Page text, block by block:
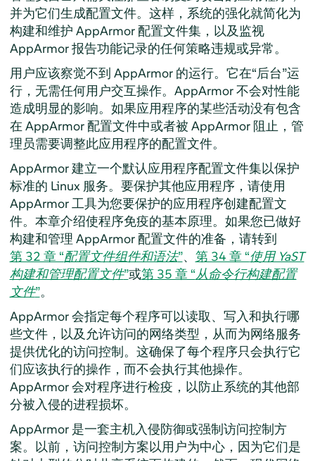
并为它们生成配置文件。这样，系统的强化就简化为
构建和维护 AppArmor配置文件集，以及监视
AppArmor报告功能记录的任何策略违规或异常。
用户应该察觉不到 AppArmor的运行。它在“后台”运
行，无需任何用户交互操作。 AppArmor不会对性能
造成明显的影响。如果应用程序的某些活动没有包含
在 AppArmor配置文件中或者被 AppArmor阻止，管
理员需要调整此应用程序的配置文件。
AppArmor 建立一个默认应用程序配置文件集以保护
标准的 Linux 服务。 要保护其他应用程序，请使用
AppArmor工具为您要保护的应用程序创建配置文
件。本章介绍使程序免疫的基本原理。如果您已做好
构建和管理 AppArmor配置文件的准备，请转到
第 32 章 “配置文件组件和语法”、 第 34 章 “使用 YaST
构建和管理配置文件”或第 35 章 “从命令行构建配置
文件”。
AppArmor会指定每个程序可以读取、写入和执行哪
些文件，以及允许访问的网络类型，从而为网络服务
提供优化的访问控制。这确保了每个程序只会执行它
们应该执行的操作，而不会执行其他操作。
AppArmor会对程序进行检疫，以防止系统的其他部
分被入侵的进程损坏。
AppArmor是一套主机入侵防御或强制访问控制方
案。以前，访问控制方案以用户为中心，因为它们是